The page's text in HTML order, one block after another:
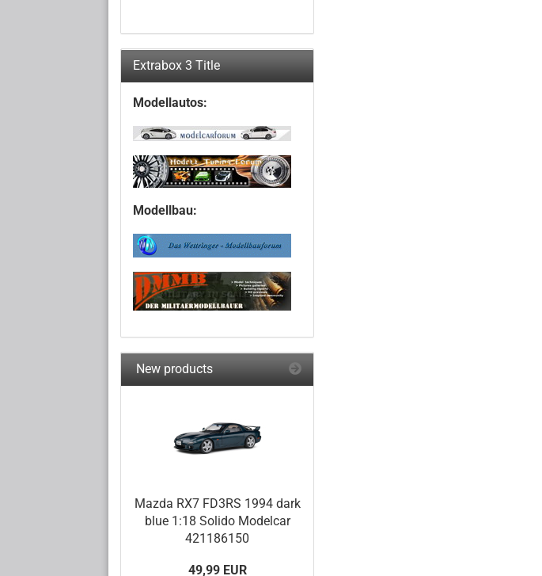
Extrabox 3 Title
Modellautos:
Modellbau:
New products
Mazda RX7 FD3RS 1994 dark
blue 1:18 Solido Modelcar
421186150
49,99 EUR